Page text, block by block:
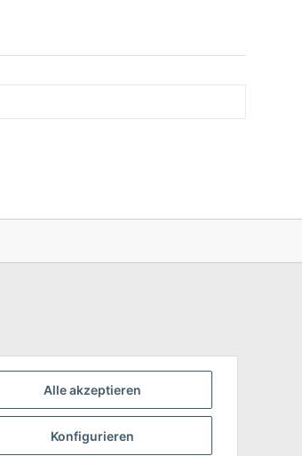
Alle akzeptieren
Konfigurieren